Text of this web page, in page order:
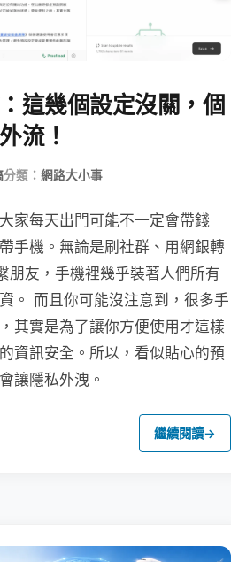
這幾個設定沒關，個
流！
分類： 網路大小事
家每天出門可能不一定會帶錢
手機。無論是刷社群、用網銀轉
朋友，手機裡幾乎裝著人們所有
。 而且你可能沒注意到，很多手
其實是為了讓你方便使用才這樣
資訊安全。所以，看似貼心的預
讓隱私外洩。
繼續閱讀→